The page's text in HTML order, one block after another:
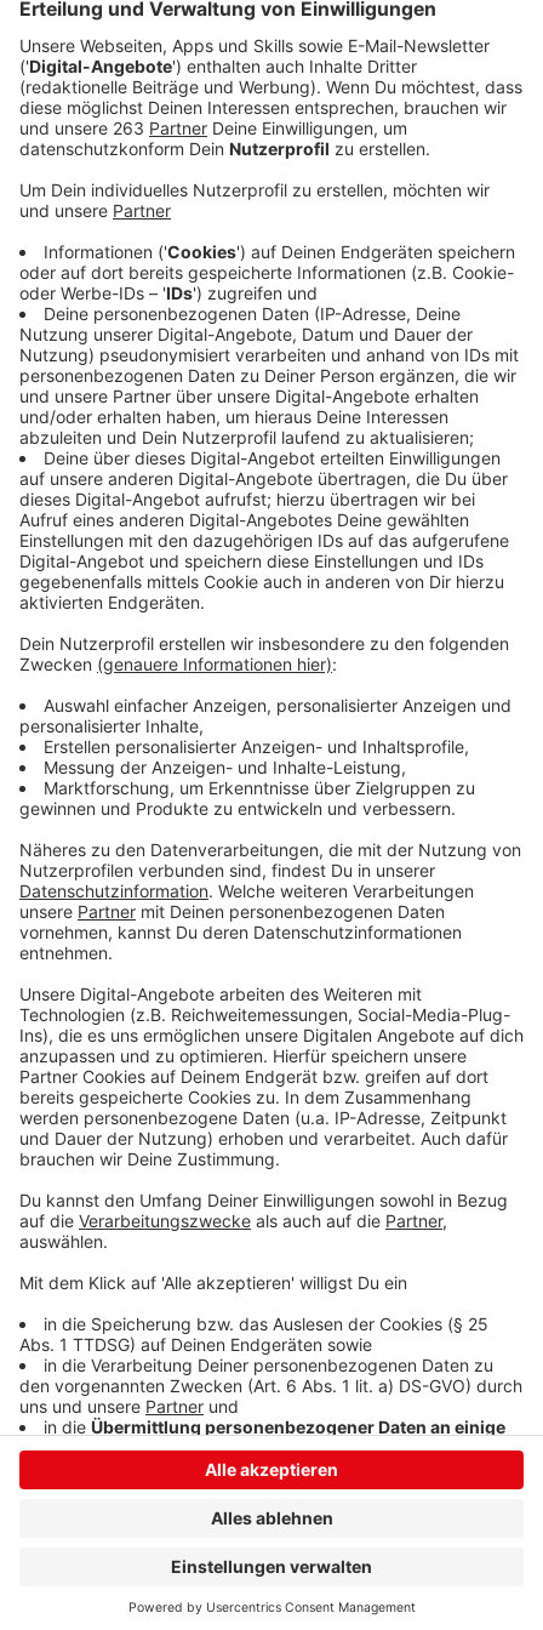
Am Samstag (14.3.2026) ist die Kreisstraße 36
vom Wabach-Bad in Bad Laasphe bis Hesselbach von
8 Uhr bis 17 Uhr für den gesamten Verkehr voll
Waldbrandübung der Freiwilligen Feuerwehren der
statt.
Anzeige
Wasserversorgung über lange Strecke
Anzeige
Die Übung ist als Ausbildungsübung geplant. Sie soll
schwerpunktmäßig die Wasserversorgung über lange
Wegestrecken und Pendelverkehr trainieren.
Außerdem soll die Zusammenarbeit der Feuerwehren,
insbesondere auch im Bereich Kommunikation im
Digitalfunk, gestärkt werden. Deshalb wird vom
Freibad Bad Laasphe, dem Ort der Wasserentnahme,
zunächst eine Wasserversorgung bis zum Abzweig
Forsthaus Ditzrod verlegt. Von dort wird ein
Pendelverkehr mit Tanklöschfahrzeugen der
Feuerwehren Bad Laasphe und Breidenbach sowie
dem Wechselladerfahrzeug aus Biedenkopf
eingerichtet.
Anzeige
Nach Hesselbach über L 718
Anzeige
Die Stadt Bad Laasphe weist darauf hin, dass der
Ortsteil Hesselbach über die L 718 zu erreichen ist.
Anzeige
Anzeige